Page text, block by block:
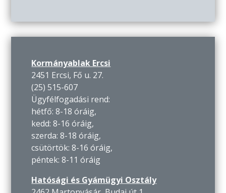
Kormányablak Ercsi
2451 Ercsi, Fő u. 27.
(25) 515-607
Ügyfélfogadási rend:
hétfő: 8-18 óráig,
kedd: 8-16 óráig,
szerda: 8-18 óráig,
csütörtök: 8-16 óráig,
péntek: 8-11 óráig
Hatósági és Gyámügyi Osztály